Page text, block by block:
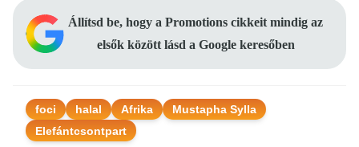
Állítsd be, hogy a Promotions cikkeit mindig az
elsők között lásd a Google keresőben
foci halal Afrika
Mustapha Sylla
Elefántcsontpart